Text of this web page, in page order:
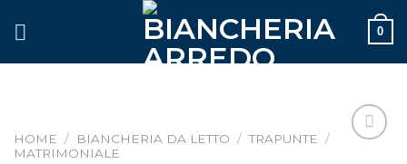
0
HOME / BIANCHERIA DA LETTO / TRAPUNTE /
MATRIMONIALE